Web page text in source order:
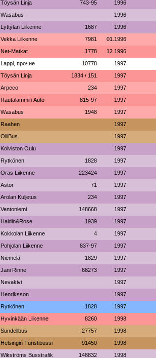
Töysän Linja 743-95 1996
Wasabus 1996
Lyttylän Liikenne 1687 1996
Vekka Liikenne 7981 01.1996
Net-Matkat 1778 12.1996
Lappi, прочие 10778 1997
Töysän Linja 1834 / 151 1997
Arpeco 234 1997
Rautalammin Auto 815-97 1997
Wasabus 1948 1997
Raahen 1997
OlliBus 1997
Koiviston Oulu 1997
Rytkönen 1828 1997
Oras Liikenne 223424 1997
Astor 71 1997
Arolan Kuljetus 234 1997
Ventoniemi 148668 1997
Haldin&Rose 1939 1997
Kokkolan Liikenne 4 1997
Pohjolan Liikenne 837-97 1997
Niemelä 1829 1997
Jani Rinne 68273 1997
Nevakivi 1997
Henriksson 1997
Rytkönen 1828 1997
Hyvinkään Liikenne 8260 1998
Sundellbus 27757 1998
Helsingin Turistibussi 91450 1998
Wikströms Busstrafik 148832 1998